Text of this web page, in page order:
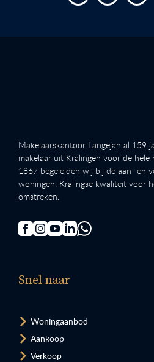
Makelaarskantoor Langejan al 159
makelaar uit Kralingen voor de hele
1867 begeleiden wij bij de aan- en
woningen. Kralingse kwaliteit voor
omstreken.
Snel naar
Woningaanbod
Aankoop
Verkoop